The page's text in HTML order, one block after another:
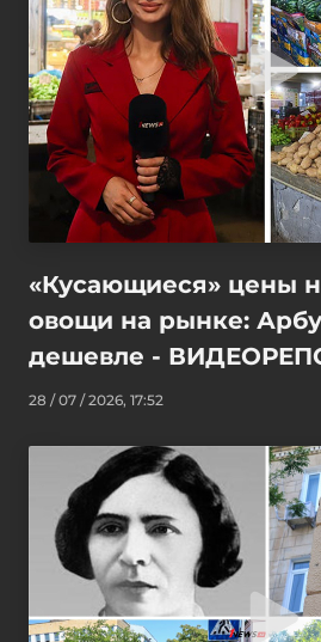
«Кусающиеся» цены
овощи на рынке:
дешевле -
28 / 07 / 2026, 17:52